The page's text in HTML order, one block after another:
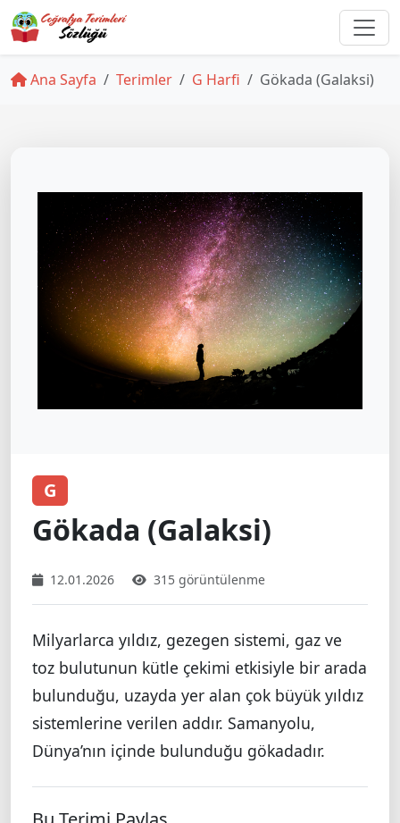
Ana Sayfa Terimler G Harfi Gökada (Galaksi)
G
Gökada (Galaksi)
12.01.2026 315 görüntülenme
Milyarlarca yıldız, gezegen sistemi, gaz ve
toz bulutunun kütle çekimi etkisiyle bir arada
bulunduğu, uzayda yer alan çok büyük yıldız
sistemlerine verilen addır. Samanyolu,
Dünya’nın içinde bulunduğu gökadadır.